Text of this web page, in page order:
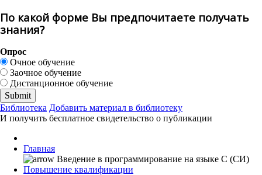
По какой форме Вы предпочитаете получать
знания?
Опрос
Очное обучение
Заочное обучение
Дистанционное обучение
Библиотека Добавить материал в библиотеку
И получить бесплатное свидетельство о публикации
Главная
Повышение квалификации